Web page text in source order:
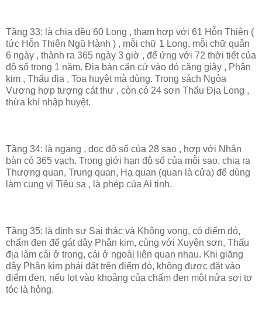
Tầng 33: là chia đều 60 Long , tham hợp với 61 Hỗn Thiên (
tức Hỗn Thiên Ngũ Hành ) , mỗi chữ 1 Long, mỗi chữ quản
6 ngày , thành ra 365 ngày 3 giờ , để ứng với 72 thời tiết của
độ số trong 1 năm. Địa bàn căn cứ vào đó căng giây , Phân
kim , Thấu địa , Toa huyệt mà dùng. Trong sách Ngỏa
Vương hợp tượng cát thư , còn có 24 sơn Thấu Địa Long ,
thừa khí nhập huyệt.
Tầng 34: là ngang , dọc độ số của 28 sao , hợp với Nhân
bàn có 365 vạch. Trong giới hạn độ số của mỗi sao, chia ra
Thượng quan, Trung quan, Hạ quan (quan là cửa) để dùng
làm cung vị Tiêu sa , là phép của Ai tinh.
Tầng 35: là định sự Sai thác và Không vong, có điểm đỏ,
chấm đen để gát dây Phân kim, cùng với Xuyên sơn, Thấu
địa làm cái ở trong, cái ở ngoài liên quan nhau. Khi giăng
dây Phân kim phải đặt trên điểm đỏ, không được đặt vào
điểm đen, nếu lọt vào khoảng của chấm đen một nửa sợi tơ
tóc là hỏng.